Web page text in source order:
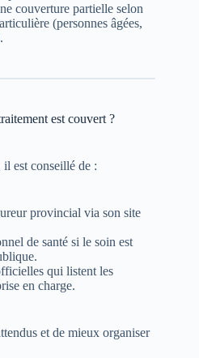
couverture partielle selon
(personnes âgées,
est couvert ?
est conseillé de :
provincial via son site
de santé si le soin est
qui listent les
en charge.
et de mieux organiser